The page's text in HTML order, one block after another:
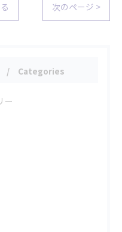
次のページ >
Categories
ー